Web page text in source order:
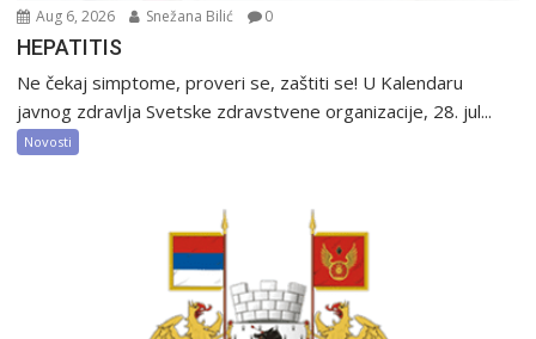
Aug 6, 2026 Snežana Bilić 0
HEPATITIS
Ne čekaj simptome, proveri se, zaštiti se! U Kalendaru
javnog zdravlja Svetske zdravstvene organizacije, 28. jul...
Novosti